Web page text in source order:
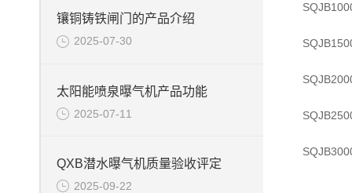
镶铜铸铁闸门的产品介绍
2025-07-30
太阳能喷泉曝气机产品功能
2025-07-11
QXB潜水曝气机质量验收评定
2025-09-22